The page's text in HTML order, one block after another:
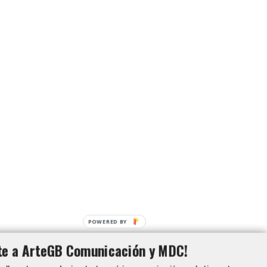
a ArteGB Comunicación y MDC!
POWERED BY